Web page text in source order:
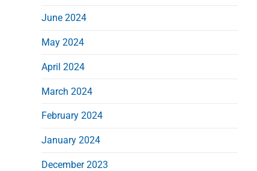
June 2024
May 2024
April 2024
March 2024
February 2024
January 2024
December 2023